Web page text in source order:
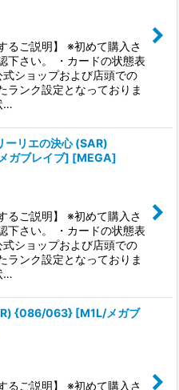
む
るご説明】 ※初めて購入さ
下さい。 ・カードの状態表
ショップおよび店頭での
ランク設定となっておりま
…
ーリエの決心 (SAR)
ガブレイブ] [MEGA]
るご説明】 ※初めて購入さ
下さい。 ・カードの状態表
ショップおよび店頭での
ランク設定となっておりま
…
{086/063} [M1L/メガブ
るご説明】 ※初めて購入さ